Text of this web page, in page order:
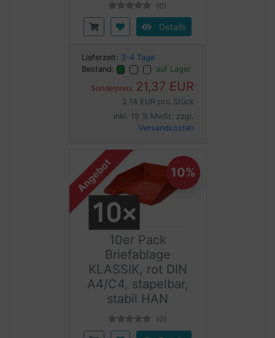
(0)
Details
Lieferzeit: 3-4 Tage
Bestand:
auf Lager
Sonderpreis21,37 EUR
2,14 EUR pro Stück
inkl. 19 % MwSt. zzgl.
Versandkosten
Angebot
10er Pack
Briefablage
KLASSIK, rot DIN
A4/C4, stapelbar,
stabil HAN
(0)
10%